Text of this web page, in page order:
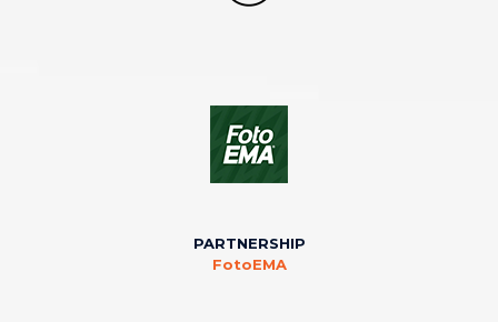
PARTNERSHIP
FotoEMA